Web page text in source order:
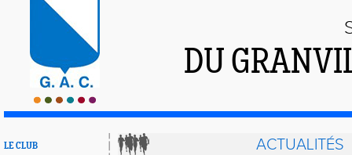
DU
LE CLUB ACTUALITÉS